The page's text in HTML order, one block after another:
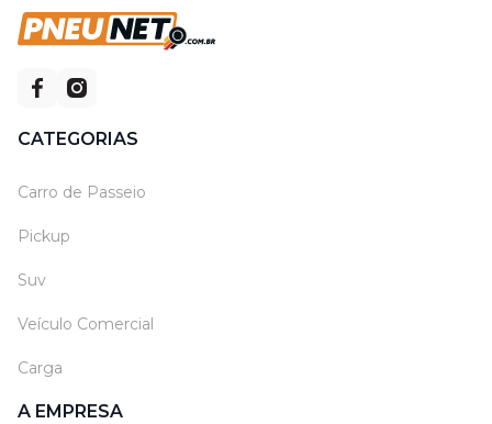
CATEGORIAS
Carro de Passeio
Pickup
Suv
Veículo Comercial
Carga
A EMPRESA